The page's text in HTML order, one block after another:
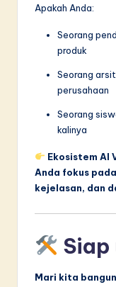
Apakah Anda:
Seorang
produk
Seorang
perusahaan
Seorang
kalinya
Ekosistem AI
Anda fokus
kejelasan, dan
Siap
Mari kita